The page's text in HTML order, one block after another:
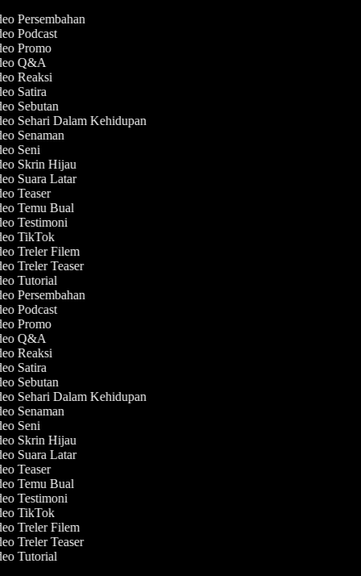
Persembahan
Podcast
Promo
Q&A
Reaksi
Satira
Sebutan
Sehari Dalam Kehidupan
Senaman
Seni
Skrin Hijau
Suara Latar
Teaser
Temu Bual
Testimoni
TikTok
Treler Filem
Treler Teaser
Tutorial
Persembahan
Podcast
Promo
Q&A
Reaksi
Satira
Sebutan
Sehari Dalam Kehidupan
Senaman
Seni
Skrin Hijau
Suara Latar
Teaser
Temu Bual
Testimoni
TikTok
Treler Filem
Treler Teaser
Tutorial